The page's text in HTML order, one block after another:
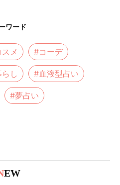
ワード
メ #コーデ
し #血液型占い
#夢占い
EW